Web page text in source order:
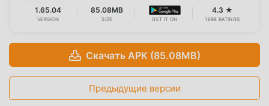
1.65.04
VERSION
85.08MB
SIZE GET IT ON
4.3 ★
1698 RATINGS
Скачать APK (85.08MB)
Предыдущие версии